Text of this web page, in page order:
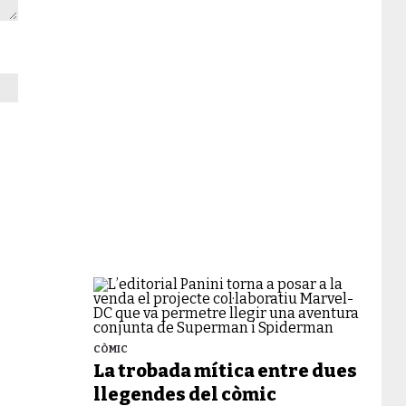
CÒMIC
La trobada mítica entre dues
llegendes del còmic